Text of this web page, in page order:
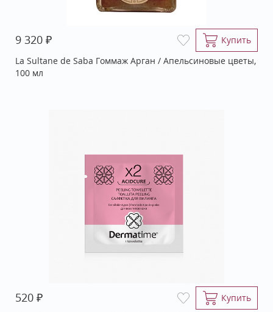
9 320 ₽
Купить
La Sultane de Saba Гоммаж Арган / Апельсиновые цветы,
100 мл
520 ₽
Купить